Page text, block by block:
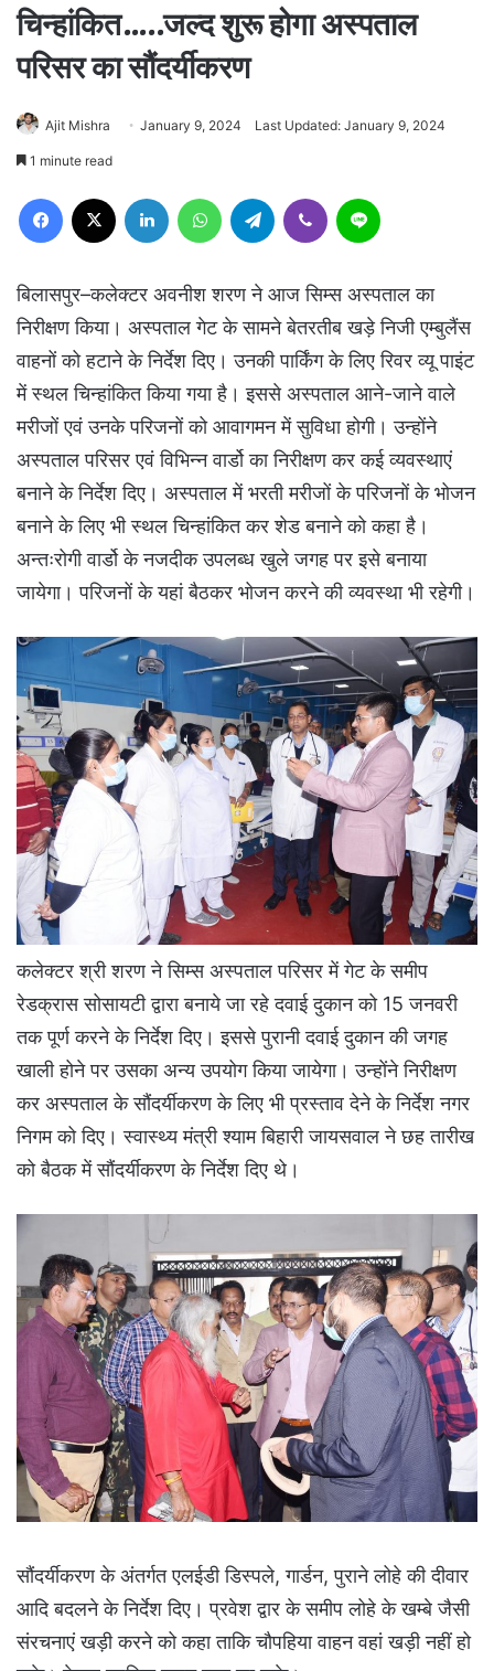
चिन्हांकित…..जल्द शुरू होगा अस्पताल
परिसर का सौंदर्यीकरण
Ajit Mishra January 9, 2024 Last Updated: January 9, 2024
1 minute read
Facebook LinkedIn WhatsAppTelegram Viber
बिलासपुर–कलेक्टर अवनीश शरण ने आज सिम्स अस्पताल का
निरीक्षण किया। अस्पताल गेट के सामने बेतरतीब खड़े निजी एम्बुलैंस
वाहनों को हटाने के निर्देश दिए। उनकी पार्किंग के लिए रिवर व्यू पाइंट
में स्थल चिन्हांकित किया गया है। इससे अस्पताल आने-जाने वाले
मरीजों एवं उनके परिजनों को आवागमन में सुविधा होगी। उन्होंने
अस्पताल परिसर एवं विभिन्न वार्डो का निरीक्षण कर कई व्यवस्थाएं
बनाने के निर्देश दिए। अस्पताल में भरती मरीजों के परिजनों के भोजन
बनाने के लिए भी स्थल चिन्हांकित कर शेड बनाने को कहा है।
अन्तःरोगी वार्डो के नजदीक उपलब्ध खुले जगह पर इसे बनाया
जायेगा। परिजनों के यहां बैठकर भोजन करने की व्यवस्था भी रहेगी।
कलेक्टर श्री शरण ने सिम्स अस्पताल परिसर में गेट के समीप
रेडक्रास सोसायटी द्वारा बनाये जा रहे दवाई दुकान को 15 जनवरी
तक पूर्ण करने के निर्देश दिए। इससे पुरानी दवाई दुकान की जगह
खाली होने पर उसका अन्य उपयोग किया जायेगा। उन्होंने निरीक्षण
कर अस्पताल के सौंदर्यीकरण के लिए भी प्रस्ताव देने के निर्देश नगर
निगम को दिए। स्वास्थ्य मंत्री श्याम बिहारी जायसवाल ने छह तारीख
को बैठक में सौंदर्यीकरण के निर्देश दिए थे।
सौंदर्यीकरण के अंतर्गत एलईडी डिस्पले, गार्डन, पुराने लोहे की दीवार
आदि बदलने के निर्देश दिए। प्रवेश द्वार के समीप लोहे के खम्बे जैसी
संरचनाएं खड़ी करने को कहा ताकि चौपहिया वाहन वहां खड़ी नहीं हो